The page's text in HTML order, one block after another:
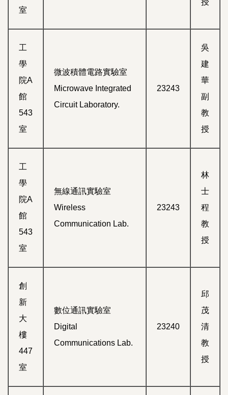
室
授
工
學
院A
館
543
室
微波積體電路實驗室
Microwave Integrated
Circuit Laboratory.
23243
吳
建
華
副
教
授
工
學
院A
館
543
室
無線通訊實驗室
Wireless
Communication Lab.
23243
林
士
程
教
授
創
新
大
樓
447
室
數位通訊實驗室
Digital
Communications Lab.
23240
邱
茂
清
教
授